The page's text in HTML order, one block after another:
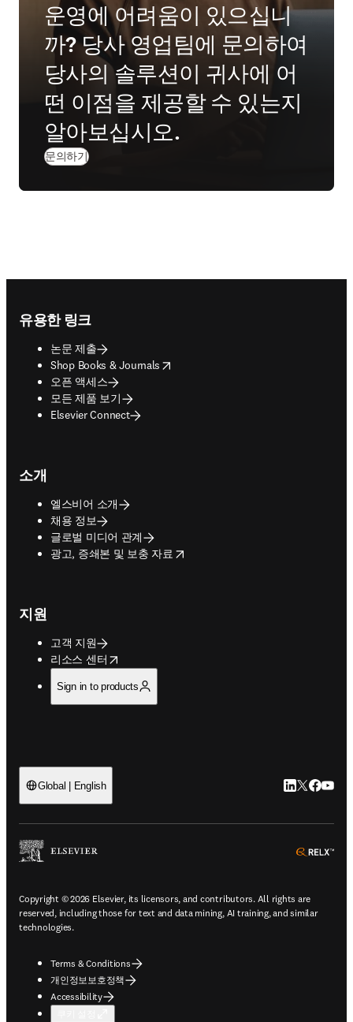
운영에 어려움이 있으십니
까? 당사 영업팀에 문의하여
당사의 솔루션이 귀사에 어
떤 이점을 제공할 수 있는지
알아보십시오.
문의하기
유용한 링크
논문 제출
Shop Books & Journals
opens in new tab/window
오픈 액세스
모든 제품 보기
Elsevier Connect
소개
엘스비어 소개
채용 정보
글로벌 미디어 관계
광고, 증쇄본 및 보충 자료
opens in new tab/window
지원
고객 지원
리소스 센터
opens in new tab/window
Sign in to products
Global | English LinkedIn 새
Twitter 새
Copyright © 2026 Elsevier, its licensors, and contributors. All rights are
reserved, including those for text and data mining, AI training, and similar
technologies.
Terms & Conditions
개인정보보호정책
Accessibility